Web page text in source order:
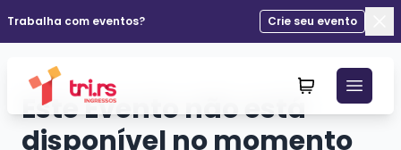
Trabalha com eventos?
Crie seu evento
Este Evento não está
disponível no momento